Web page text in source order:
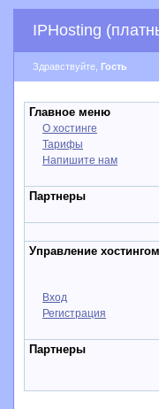
IPHosting
Здравствуйте, Гость
Главное меню
О хостинге
Тарифы
Напишите нам
Партнеры
Управление хостингом
Вход
Регистрация
Партнеры